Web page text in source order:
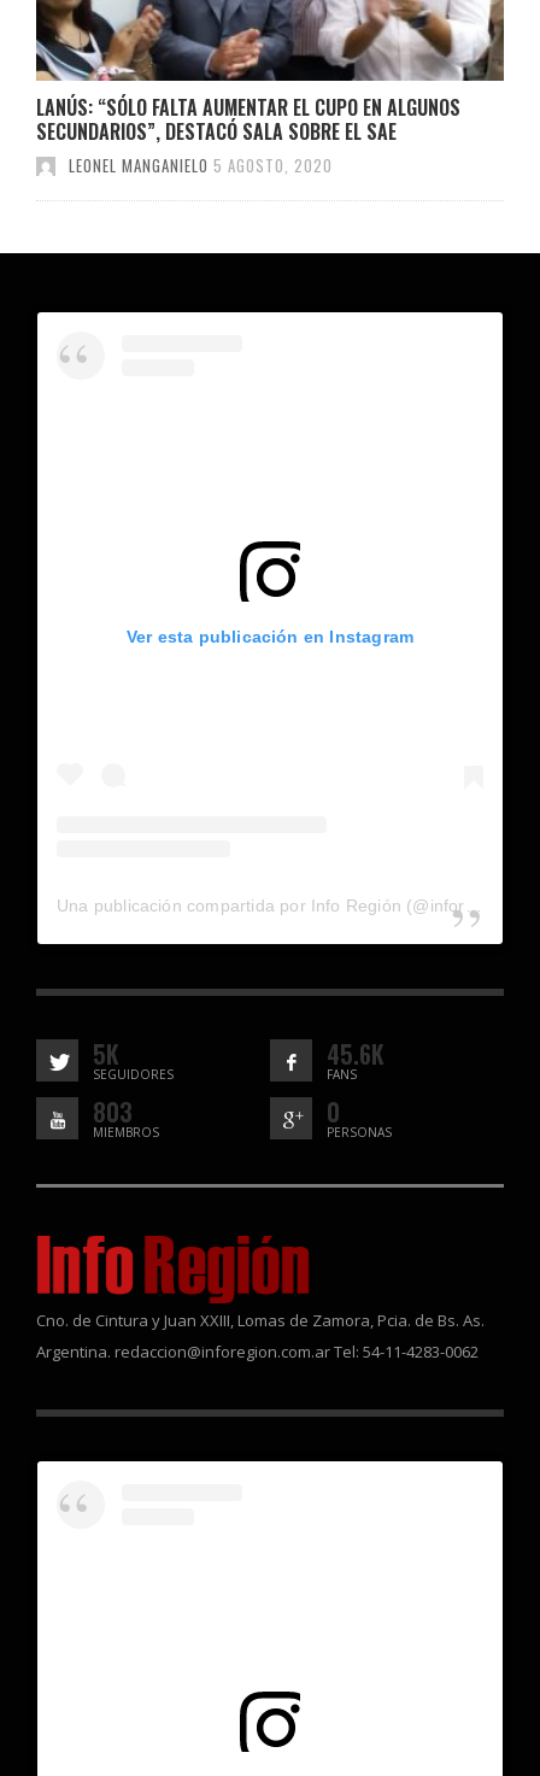
LANÚS: “SÓLO FALTA AUMENTAR EL CUPO EN ALGUNOS
SECUNDARIOS”, DESTACÓ SALA SOBRE EL SAE
LEONEL MANGANIELO 5 AGOSTO, 2020
Ver esta publicación en Instagram
Una publicación compartida por Info Región (@inforegion_redes)
5K
SEGUIDORES
45.6K
FANS
803
MIEMBROS
0
PERSONAS
Cno. de Cintura y Juan XXIII, Lomas de Zamora, Pcia. de Bs. As.
Argentina. redaccion@inforegion.com.ar Tel: 54-11-4283-0062